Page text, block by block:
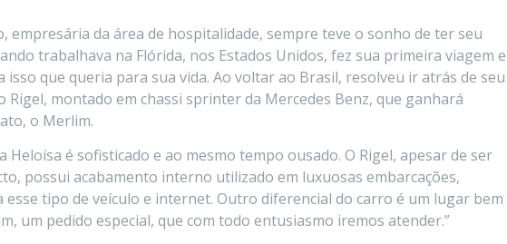
empresária da área de hospitalidade, sempre teve o sonho de ter seu
trabalhava na Flórida, nos Estados Unidos, fez sua primeira viagem e
isso que queria para sua vida. Ao voltar ao Brasil, resolveu ir atrás de seu
Rigel, montado em chassi sprinter da Mercedes Benz, que ganhará
o Merlim.
Heloísa é sofisticado e ao mesmo tempo ousado. O Rigel, apesar de ser
possui acabamento interno utilizado em luxuosas embarcações,
tipo de veículo e internet. Outro diferencial do carro é um lugar bem
um pedido especial, que com todo entusiasmo iremos atender.”